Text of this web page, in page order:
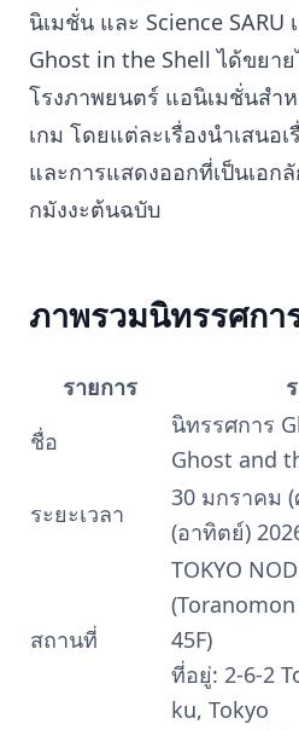
นิเมชั่น และ Science
Ghost in the Shell ได้ขยา
โรงภาพยนตร์ แอนิเมชั่นสำ
เกม โดยแต่ละเรื่องนำเสนอ
และการแสดงออกที่เป็นเอ
กมังงะต้นฉบับ
ภาพรวมนิทรรศกา
รายการ
ชื่อ
นิทรรศการ
Ghost and
ระยะเวลา
30 มกราคม
(อาทิตย์)
สถานที่
TOKYO
45F)
ที่อยู่: 2-6-2
ku, Tokyo